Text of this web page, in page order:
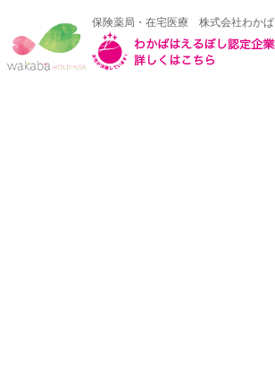
保険薬局・在宅医療 株式会社わかば